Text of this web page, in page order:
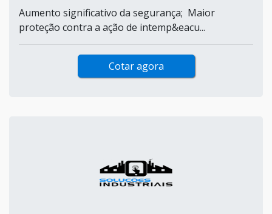
Aumento significativo da segurança; Maior
proteção contra a ação de intemp&eacu...
Cotar agora